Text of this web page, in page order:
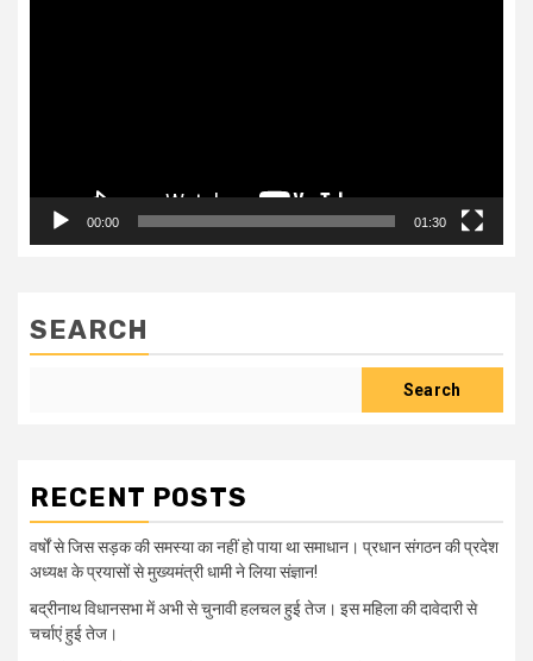
00:00 01:30
SEARCH
Search
RECENT POSTS
वर्षों से जिस सड़क की समस्या का नहीं हो पाया था समाधान। प्रधान संगठन की प्रदेश
अध्यक्ष के प्रयासों से मुख्यमंत्री धामी ने लिया संज्ञान!
बद्रीनाथ विधानसभा में अभी से चुनावी हलचल हुई तेज। इस महिला की दावेदारी से
चर्चाएं हुई तेज।